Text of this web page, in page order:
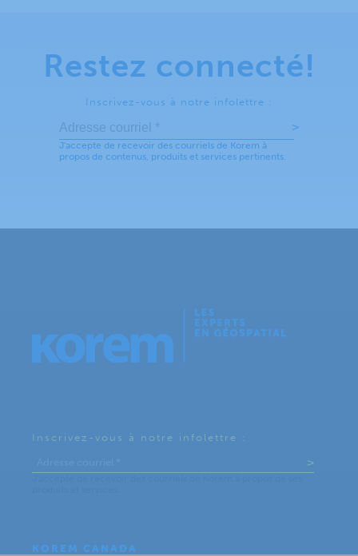
Restez connecté!
Inscrivez-vous à notre infolettre :
Inscrivez-vous à notre infolettre :
KOREM CANADA